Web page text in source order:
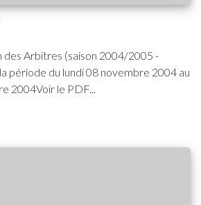
des Arbitres (saison 2004/2005 -
période du lundi 08 novembre 2004 au
2004Voir le PDF...